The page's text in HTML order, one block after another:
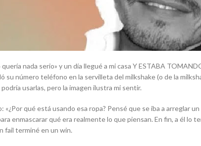
nada serio» y un día llegué a mi casa Y ESTABA
su número teléfono en la servilleta del milkshake (o de la
usarlas, pero la imagen ilustra mi sentir.
qué está usando esa ropa? Pensé que se iba a arreglar
enmascarar qué era realmente lo que piensan. En fin, a él lo
fail terminé en un win.